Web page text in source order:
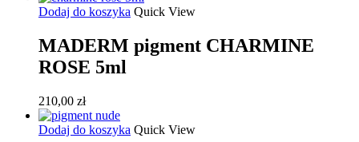
Dodaj do koszyka Quick View
MADERM pigment CHARMINE
ROSE 5ml
210,00 zł
Dodaj do koszyka Quick View